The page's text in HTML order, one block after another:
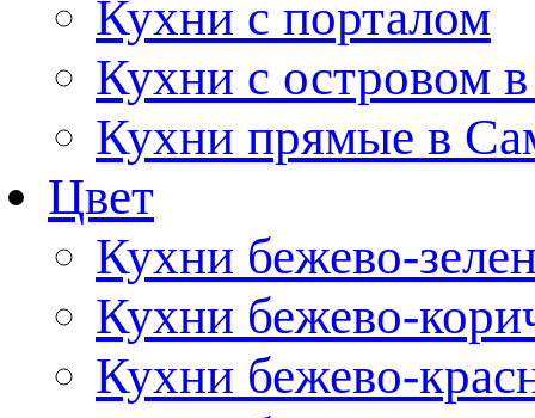
Кухни с порталом
Кухни с островом
Кухни прямые в
Цвет
Кухни бежево-
Кухни бежево-
Кухни бежево-